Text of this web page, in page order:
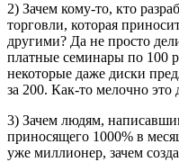
2) Зачем кому-то, кто
торговли, которая
другими? Да не просто
платные семинары по 100
некоторые даже диски
за 200. Как-то мелочно это
3) Зачем людям,
приносящего 1000% в
уже миллионер, зачем